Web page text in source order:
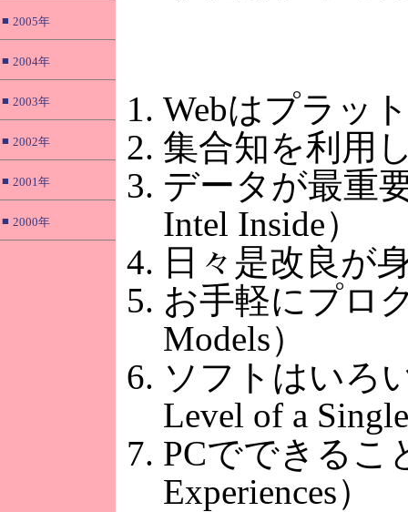
■ 2005年
■ 2004年
■ 2003年
■ 2002年
■ 2001年
■ 2000年
Webはプラッ
集合知を利用
データが最重
Intel Inside）
日々是改良が
お手軽にプロ
Models）
ソフトはいろ
Level of a
PCでできるこ
Experiences）